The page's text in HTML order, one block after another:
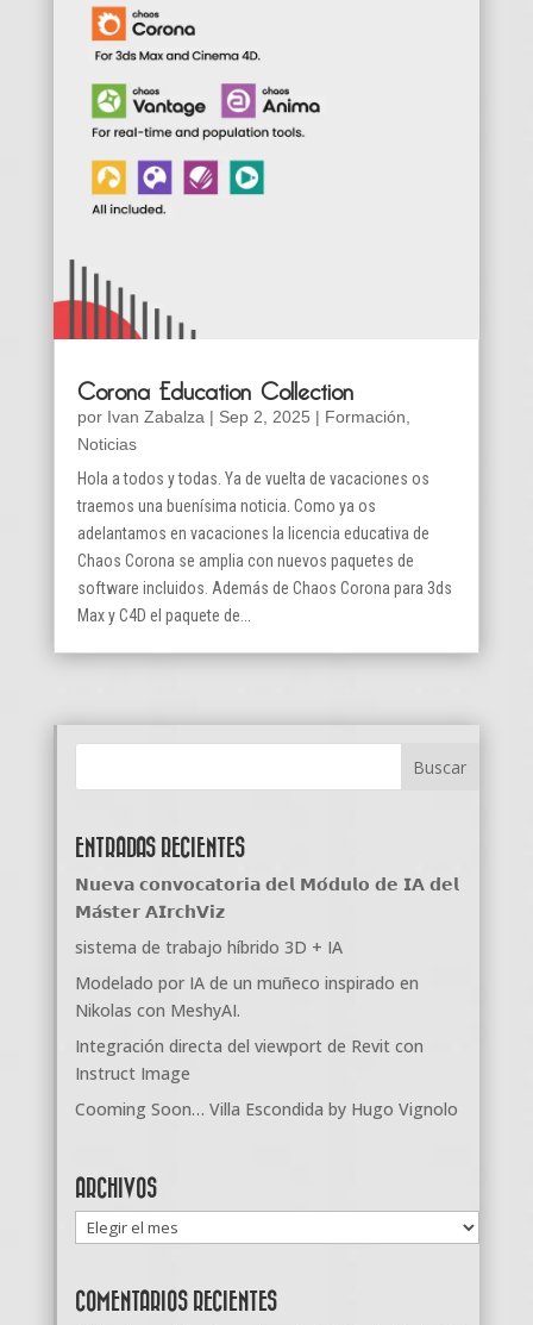
Corona Education Collection
por Ivan Zabalza | Sep 2, 2025 | Formación
Noticias
Hola a todos y todas. Ya de vuelta de vacaciones os
traemos una buenísima noticia. Como ya os
adelantamos en vacaciones la licencia educativa de
Chaos Corona se amplia con nuevos paquetes de
software incluidos. Además de Chaos Corona para 3ds
Max y C4D el paquete de...
ENTRADAS RECIENTES
𝗡𝘂𝗲𝘃𝗮 𝗰𝗼𝗻𝘃𝗼𝗰𝗮𝘁𝗼𝗿𝗶𝗮 𝗱𝗲𝗹 𝗠𝗼́𝗱𝘂𝗹𝗼 𝗱𝗲 𝗜𝗔 𝗱𝗲𝗹
𝗠𝗮́𝘀𝘁𝗲𝗿 𝗔𝗜𝗿𝗰𝗵𝗩𝗶𝘇
sistema de trabajo híbrido 3D + IA
Modelado por IA de un muñeco inspirado en
Nikolas con MeshyAI.
Integración directa del viewport de Revit con
Instruct Image
Cooming Soon… Villa Escondida by Hugo Vignolo
ARCHIVOS
Archivos
COMENTARIOS RECIENTES